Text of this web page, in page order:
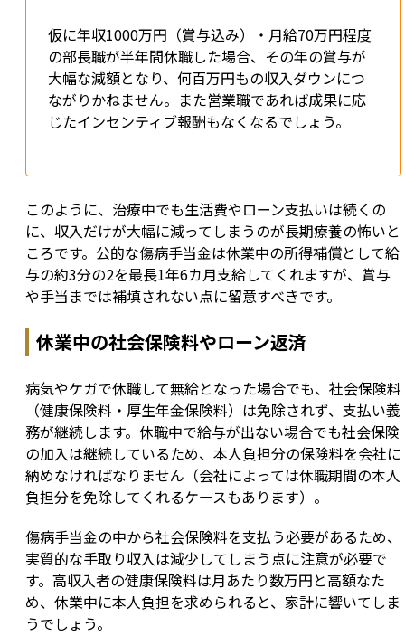
仮に年収1000万円（賞与込み）・月給70万円程度
の部長職が半年間休職した場合、その年の賞与が
大幅な減額となり、何百万円もの収入ダウンにつ
ながりかねません。また営業職であれば成果に応
じたインセンティブ報酬もなくなるでしょう。
このように、治療中でも生活費やローン支払いは続くの
に、収入だけが大幅に減ってしまうのが長期療養の怖いと
ころです。公的な傷病手当金は休業中の所得補償として給
与の約3分の2を最長1年6カ月支給してくれますが、賞与
や手当までは補填されない点に留意すべきです。
休業中の社会保険料やローン返済
病気やケガで休職して無給となった場合でも、社会保険料
（健康保険料・厚生年金保険料）は免除されず、支払い義
務が継続します。休職中で給与が出ない場合でも社会保険
の加入は継続しているため、本人負担分の保険料を会社に
納めなければなりません（会社によっては休職期間の本人
負担分を免除してくれるケースもあります）。
傷病手当金の中から社会保険料を支払う必要があるため、
実質的な手取り収入は減少してしまう点に注意が必要で
す。高収入者の健康保険料は月あたり数万円と高額なた
め、休業中に本人負担を求められると、家計に響いてしま
うでしょう。